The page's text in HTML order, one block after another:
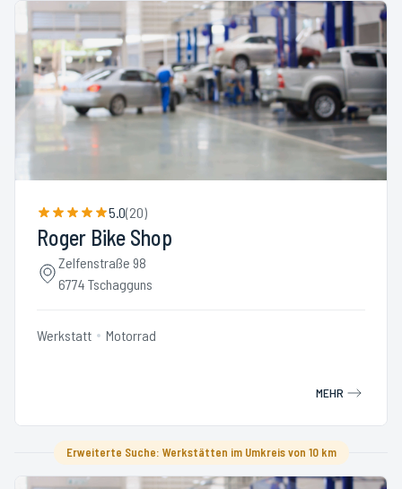
5.0(20)
Roger Bike Shop
Zelfenstraße 98
6774 Tschagguns
Werkstatt Motorrad
MEHR
Erweiterte Suche: Werkstätten im Umkreis von 10 km